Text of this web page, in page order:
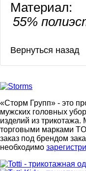
Материал:
55%
«Сторм Групп» - это
мужских головных
изделий из
торговыми марками
заказ под брендом
необходимо